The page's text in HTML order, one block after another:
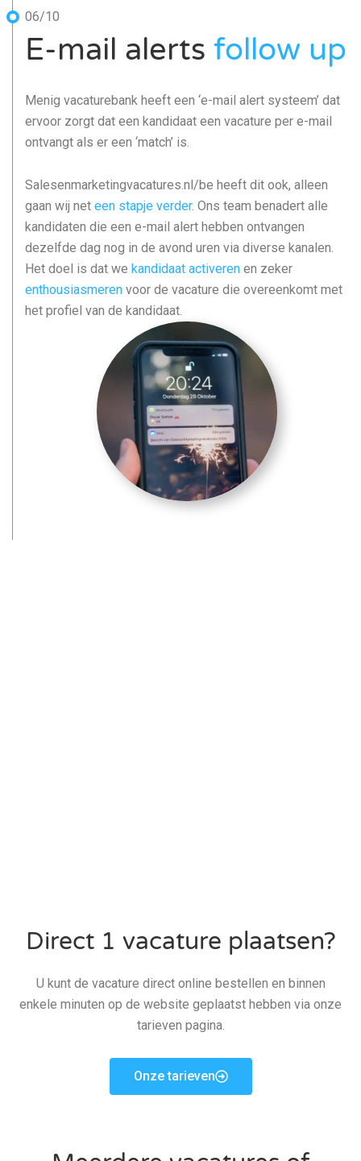
06/10
E-mail alerts follow up
Menig vacaturebank heeft een ‘e-mail alert systeem’ dat
ervoor zorgt dat een kandidaat een vacature per e-mail
ontvangt als er een ‘match’ is.
Salesenmarketingvacatures.nl/be heeft dit ook, alleen
gaan wij net een stapje verder. Ons team benadert alle
kandidaten die een e-mail alert hebben ontvangen
dezelfde dag nog in de avond uren via diverse kanalen.
Het doel is dat we kandidaat activeren en zeker
enthousiasmeren voor de vacature die overeenkomt met
het profiel van de kandidaat.
Direct 1 vacature plaatsen?
U kunt de vacature direct online bestellen en binnen
enkele minuten op de website geplaatst hebben via onze
tarieven pagina.
Onze tarieven